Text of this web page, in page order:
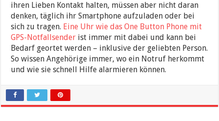
ihren Lieben Kontakt halten, müssen aber nicht daran
denken, täglich ihr Smartphone aufzuladen oder bei
sich zu tragen. Eine Uhr wie das One Button Phone mit
GPS-Notfallsender ist immer mit dabei und kann bei
Bedarf geortet werden – inklusive der geliebten Person.
So wissen Angehörige immer, wo ein Notruf herkommt
und wie sie schnell Hilfe alarmieren können.